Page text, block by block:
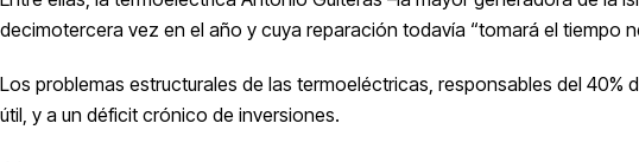
decimotercera vez en el año y cuya reparación todavía “tomará el tiempo
Los problemas estructurales de las termoeléctricas, responsables del
útil, y a un déficit crónico de inversiones.